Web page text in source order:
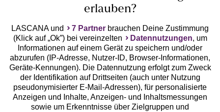
Geprüfte Sicherheit
Unsere Apps
erlauben?
LASCANA und 7 Partner brauchen Deine Zustimmung
(Klick auf „Ok”) bei vereinzelten
Datennutzungen, um
Informationen auf einem Gerät zu speichern und/oder
abzurufen (IP-Adresse, Nutzer-ID, Browser-Informationen,
Geräte-Kennungen). Die Datennutzung erfolgt zum Zweck
der Identifikation auf Drittseiten (auch unter Nutzung
pseudonymisierter E-Mail-Adressen), für personalisierte
Anzeigen und Inhalte, Anzeigen- und Inhaltsmessungen
sowie um Erkenntnisse über Zielgruppen und